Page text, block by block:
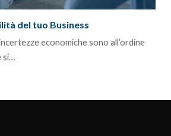
del tuo Business
economiche sono all’ordine
si…